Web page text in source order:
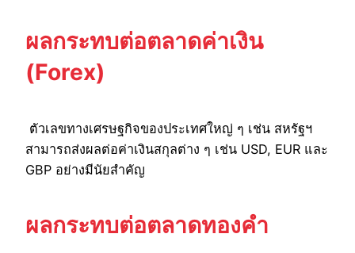
ผลกระทบต่อตลาดค่าเงิน
(Forex)
ตัวเลขทางเศรษฐกิจของประเทศใหญ่ ๆ เช่น สหรัฐฯ
สามารถส่งผลต่อค่าเงินสกุลต่าง ๆ เช่น USD, EUR และ
GBP อย่างมีนัยสำคัญ
ผลกระทบต่อตลาดทองคำ